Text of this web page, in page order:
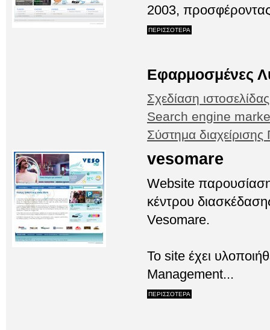
2003,
ΠΕΡΙΣΣΟΤΕΡΑ
Εφαρμοσμένες
Σχεδίαση
Search engine
Σύστημα
vesomare
Website
κέντρου
Vesomare.
Το site έχει
Management...
ΠΕΡΙΣΣΟΤΕΡΑ